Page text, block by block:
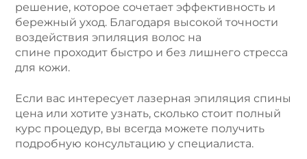
решение, которое сочетает эффективность и
бережный уход. Благодаря высокой точности
воздействия эпиляция волос на
спине проходит быстро и без лишнего стресса
для кожи.
Если вас интересует лазерная эпиляция спины
цена или хотите узнать, сколько стоит полный
курс процедур, вы всегда можете получить
подробную консультацию у специалиста.